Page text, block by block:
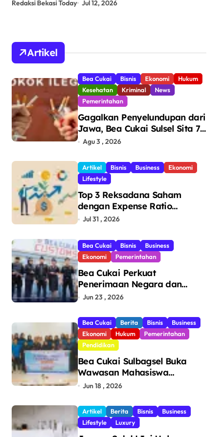
Redaksi Bekasi Today Jun 24, 2026
Artikel
Bea Cukai Bisnis Ekonomi
Hukum
Kesehatan
Kriminal
News
Pemerintahan
Gagalkan Penyelundupan dari
Jawa, Bea Cukai Sulsel Sita 7,8
Juta Batang Rokok Ilegal
Makassar
Agu 3 , 2026
Artikel Bisnis Business
Ekonomi
Lifestyle
Top 3 Reksadana Saham
dengan Expense Ratio
Terendah
Jul 31 , 2026
Bea Cukai Bisnis
Business
Ekonomi
Pemerintahan
Bea Cukai Perkuat
Penerimaan Negara dan
Pengawasan, Setor Rp123,8
Jun 23 , 2026
Bea Cukai Berita Bisnis
Business
Ekonomi
Hukum
Pemerintahan
Pendidikan
Bea Cukai Sulbagsel Buka
Wawasan Mahasiswa
Politeknik Bosowa tentang
dan Pencegahan Barang
Ilegal
Jun 18 , 2026
Artikel Berita Bisnis
Business
Lifestyle
Luxury